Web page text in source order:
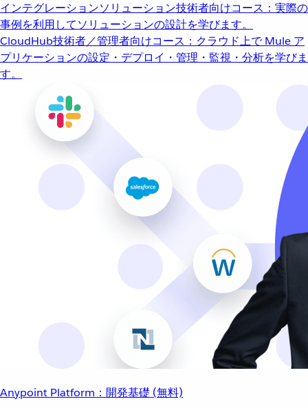
インテグレーションソリューション技術者向けコース：実際の
事例を利用してソリューションの設計を学びます。
CloudHub技術者／管理者向けコース：クラウド上で Mule ア
プリケーションの設定・デプロイ・管理・監視・分析を学びま
す。
Anypoint Platform：開発基礎 (無料)